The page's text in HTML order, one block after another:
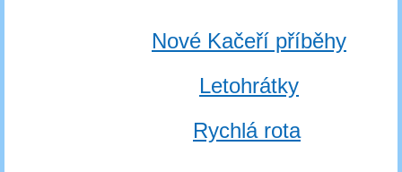
Nové Kačeří příběhy
Letohrátky
Rychlá rota